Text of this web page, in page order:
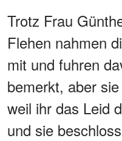
Trotz Frau
Flehen nahmen
mit und fuhren
bemerkt, aber
weil ihr das Leid
und sie